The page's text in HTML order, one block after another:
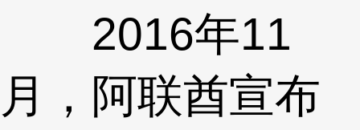
2016年11
月，阿联酋宣布